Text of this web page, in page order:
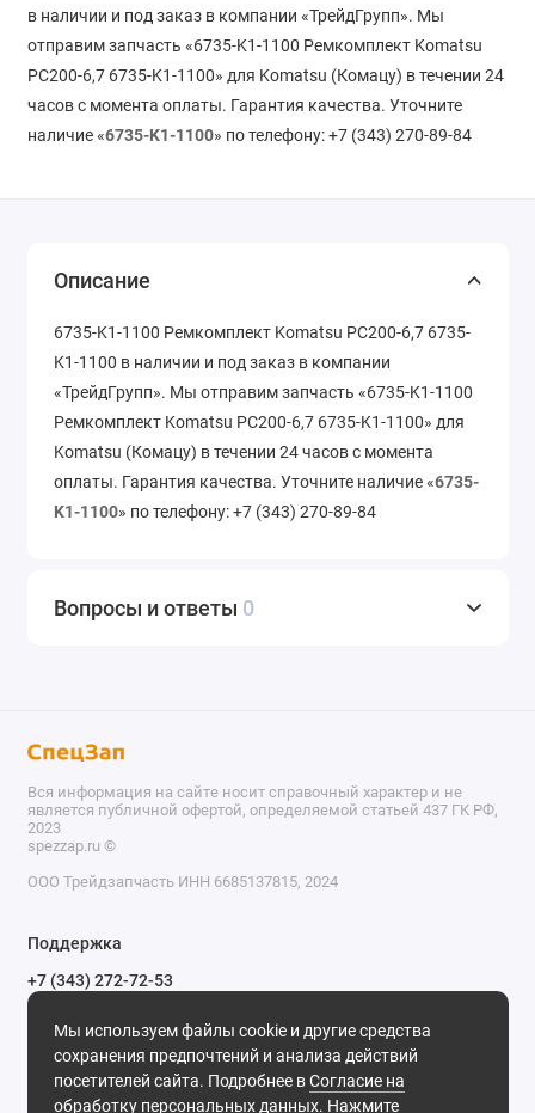
в наличии и под заказ в компании «ТрейдГрупп». Мы
отправим запчасть «6735-K1-1100 Ремкомплект Komatsu
PC200-6,7 6735-K1-1100» для Komatsu (Комацу) в течении 24
часов с момента оплаты. Гарантия качества. Уточните
наличие «6735-K1-1100» по телефону: +7 (343) 270-89-84
Описание
6735-K1-1100 Ремкомплект Komatsu PC200-6,7 6735-
K1-1100 в наличии и под заказ в компании
«ТрейдГрупп». Мы отправим запчасть «6735-K1-1100
Ремкомплект Komatsu PC200-6,7 6735-K1-1100» для
Komatsu (Комацу) в течении 24 часов с момента
оплаты. Гарантия качества. Уточните наличие «6735-
K1-1100» по телефону: +7 (343) 270-89-84
Вопросы и ответы 0
Мы используем файлы cookie и другие средства
сохранения предпочтений и анализа действий
посетителей сайта. Подробнее вСогласие на
обработку персональных данных. Нажмите
Вся информация на сайте носит справочный характер и не
является публичной офертой, определяемой статьей 437 ГК РФ,
2023
spezzap.ru ©️
ООО Трейдзапчасть ИНН 6685137815, 2024
Поддержка
+7 (343) 272-72-53
Обратный звонок
620030, г. Екатеринбург, ул. Карьерная, д. 14, оф. 14.
Мы в сети